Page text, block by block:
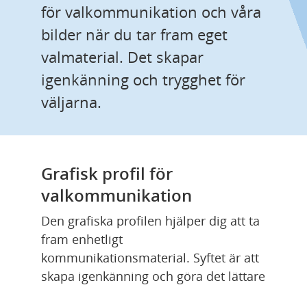
för valkommunikation och våra
bilder när du tar fram eget
valmaterial. Det skapar
igenkänning och trygghet för
väljarna.
Grafisk profil för
valkommunikation
Den grafiska profilen hjälper dig att ta
fram enhetligt
kommunikationsmaterial. Syftet är att
skapa igenkänning och göra det lättare